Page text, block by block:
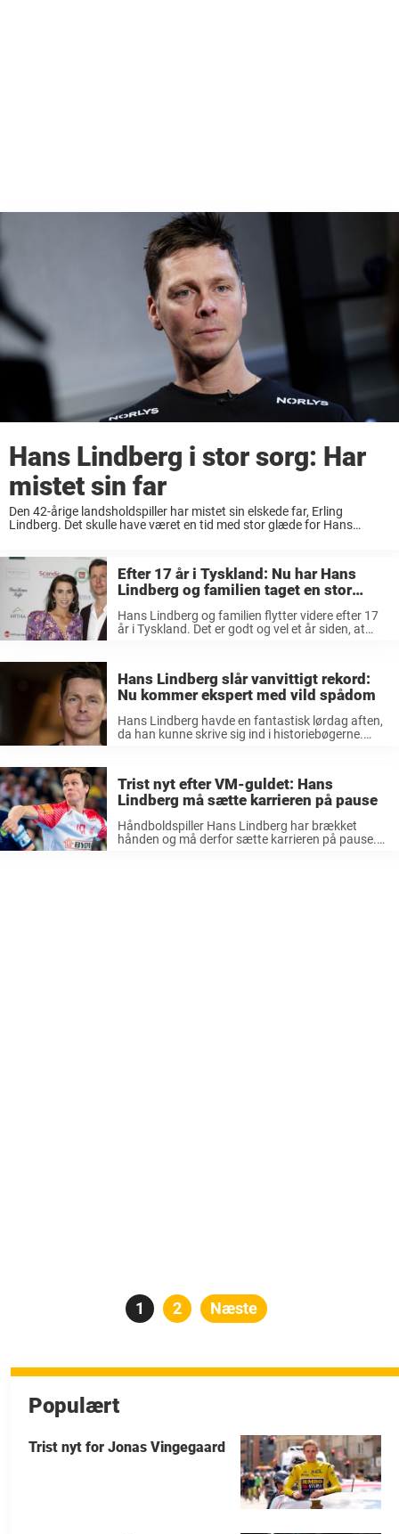
Hans Lindberg i stor sorg: Har
mistet sin far
Den 42-årige landsholdspiller har mistet sin elskede far, Erling
Lindberg. Det skulle have været en tid med stor glæde for Hans
Efter 17 år i Tyskland: Nu har Hans
Lindberg og familien taget en stor
Hans Lindberg og familien flytter videre efter 17
år i Tyskland. Det er godt og vel et år siden, at
Hans Lindberg slår vanvittigt rekord:
Nu kommer ekspert med vild spådom
Hans Lindberg havde en fantastisk lørdag aften,
da han kunne skrive sig ind i historiebøgerne.
Trist nyt efter VM-guldet: Hans
Lindberg må sætte karrieren på pause
Håndboldspiller Hans Lindberg har brækket
hånden og må derfor sætte karrieren på pause.
Indlægsinddeling
Side
1 Side
2 Næste
Populært
Trist nyt for Jonas Vingegaard